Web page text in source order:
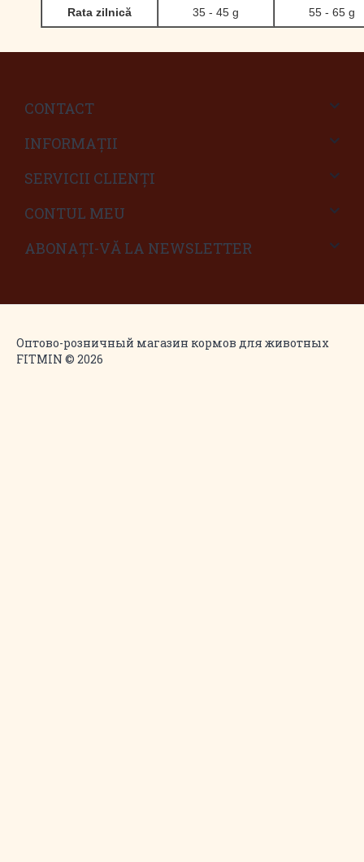
Rata zilnică 35 - 45 g 55 - 65 g
CONTACT
INFORMAŢII
SERVICII CLIENŢI
CONTUL MEU
ABONAȚI-VĂ LA NEWSLETTER
Оптово-розничный магазин кормов для животных
FITMIN © 2026